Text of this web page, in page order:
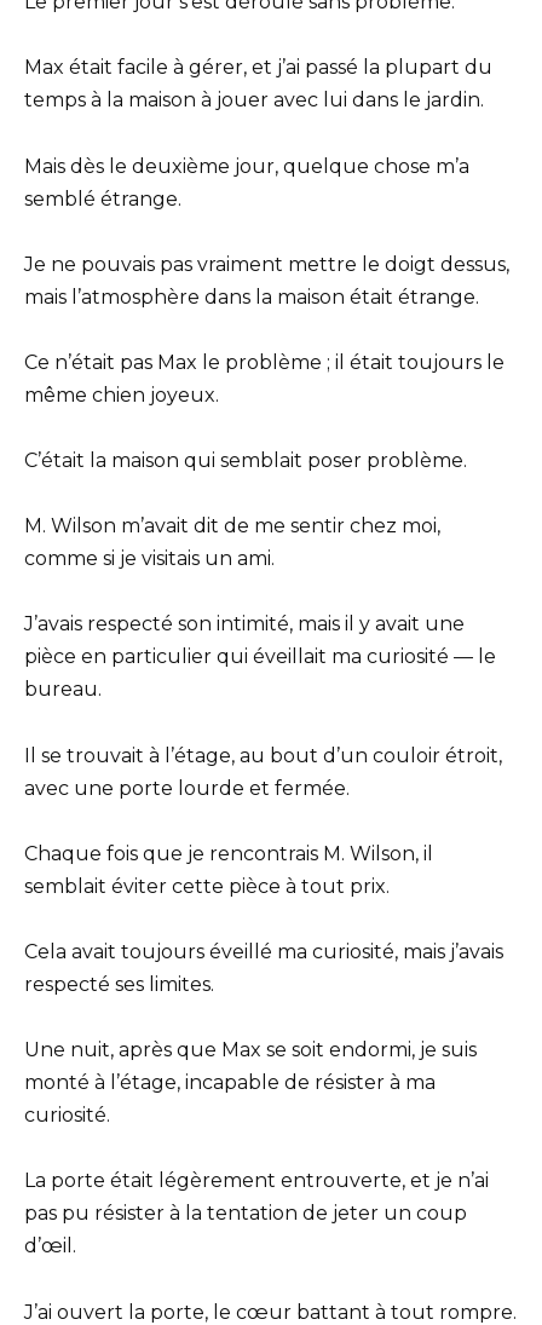
Max était facile à gérer, et j’ai passé la plupart du
temps à la maison à jouer avec lui dans le jardin.
Mais dès le deuxième jour, quelque chose m’a
semblé étrange.
Je ne pouvais pas vraiment mettre le doigt dessus,
mais l’atmosphère dans la maison était étrange.
Ce n’était pas Max le problème ; il était toujours le
même chien joyeux.
C’était la maison qui semblait poser problème.
M. Wilson m’avait dit de me sentir chez moi,
comme si je visitais un ami.
J’avais respecté son intimité, mais il y avait une
pièce en particulier qui éveillait ma curiosité — le
bureau.
Il se trouvait à l’étage, au bout d’un couloir étroit,
avec une porte lourde et fermée.
Chaque fois que je rencontrais M. Wilson, il
semblait éviter cette pièce à tout prix.
Cela avait toujours éveillé ma curiosité, mais j’avais
respecté ses limites.
Une nuit, après que Max se soit endormi, je suis
monté à l’étage, incapable de résister à ma
curiosité.
La porte était légèrement entrouverte, et je n’ai
pas pu résister à la tentation de jeter un coup
d’œil.
J’ai ouvert la porte, le cœur battant à tout rompre.